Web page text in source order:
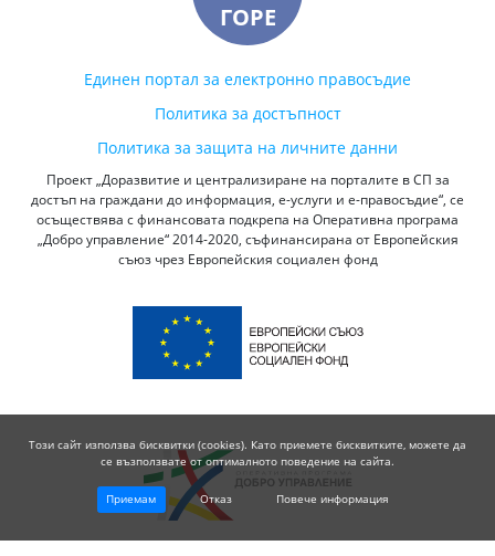
ГОРЕ
Единен портал за електронно правосъдие
Политика за достъпност
Политика за защита на личните данни
Проект „Доразвитие и централизиране на порталите в СП за
достъп на граждани до информация, е-услуги и е-правосъдие“, се
осъществява с финансовата подкрепа на Оперативна програма
„Добро управление“ 2014-2020, съфинансирана от Европейския
съюз чрез Европейския социален фонд
Този сайт използва бисквитки (cookies). Като приемете бисквитките, можете да
се възползвате от оптималното поведение на сайта.
Приемам Отказ Повече информация